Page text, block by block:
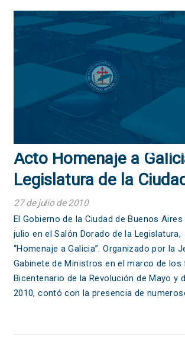
Acto Homenaje a
Legislatura de la
Buenos Aires
27 de julio de 2010
El Gobierno de la Ciudad de Buenos
julio en el Salón Dorado de la
“Homenaje a Galicia”. Organizado por la
Gabinete de Ministros en el marco de
Bicentenario de la Revolución de Mayo y
2010, contó con la presencia de